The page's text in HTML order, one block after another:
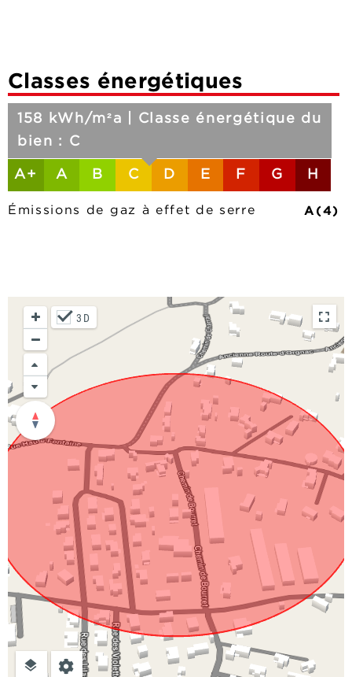
Classes énergétiques
A+ A B
158 kWh/m²a | Classe énergétique du
bien : C
C D E F G H
Émissions de gaz à effet de serre A(4)
3D